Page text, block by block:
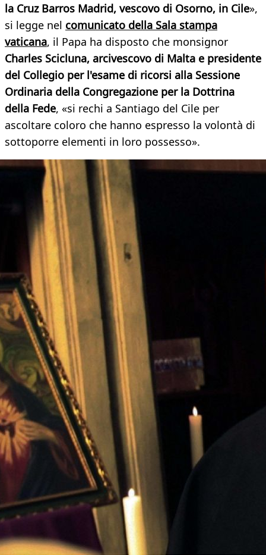
la Cruz Barros Madrid, vescovo di Osorno, in Cile»,
si legge nel comunicato della Sala stampa
vaticana, il Papa ha disposto che monsignor
Charles Scicluna, arcivescovo di Malta e presidente
del Collegio per l'esame di ricorsi alla Sessione
Ordinaria della Congregazione per la Dottrina
della Fede, «si rechi a Santiago del Cile per
ascoltare coloro che hanno espresso la volontà di
sottoporre elementi in loro possesso».